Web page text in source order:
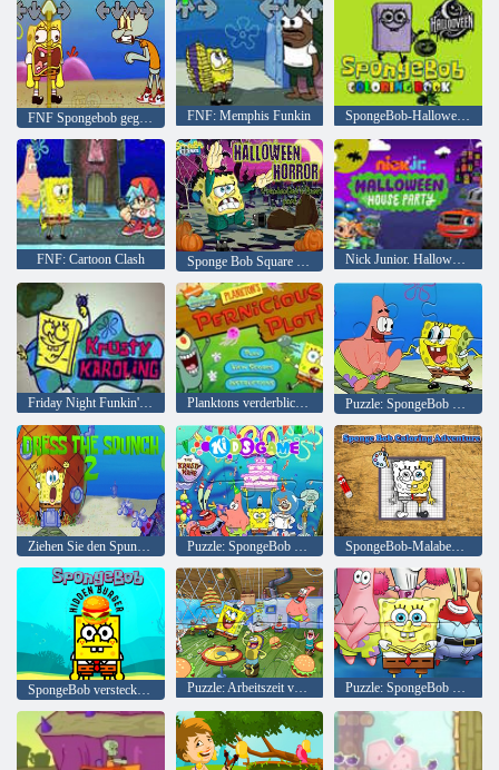
FNF: Memphis Funkin SpongeBob-Halloween-Malbuch
FNF: Cartoon Clash Nick Junior. Halloween-Hausparty
Friday Night Funkin' Krusty Karoling Planktons verderblicher Plan Puzzle: SpongeBob Schwammkopf
Ziehen Sie den Spunch 2 an 2 Puzzle: SpongeBob Schwammkopf-Party SpongeBob-Malabenteuer
Puzzle: Arbeitszeit von SpongeBob Schwammkopf Puzzle: SpongeBob Schwammkopf 2